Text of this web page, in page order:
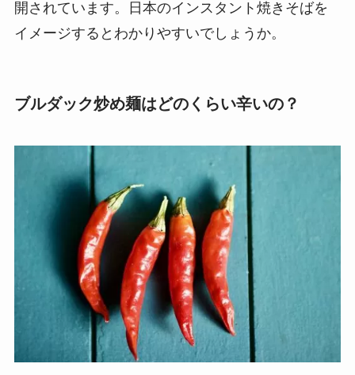
開されています。日本のインスタント焼きそばを
イメージするとわかりやすいでしょうか。
ブルダック炒め麺はどのくらい辛いの？